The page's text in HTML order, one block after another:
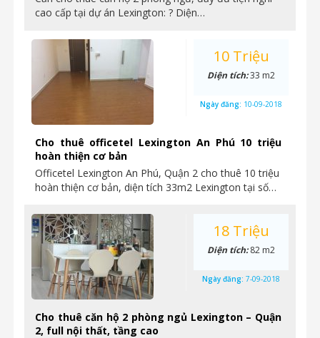
cao cấp tại dự án Lexington: ? Diện…
Cho thuê officetel Lexington An Phú 10 triệu
hoàn thiện cơ bản
Officetel Lexington An Phú, Quận 2 cho thuê 10 triệu
hoàn thiện cơ bản, diện tích 33m2 Lexington tại số…
10 Triệu
Diện tích:33 m2
Ngày đăng: 10-09-2018
Cho thuê căn hộ 2 phòng ngủ Lexington – Quận
2, full nội thất, tầng cao
18 Triệu
Diện tích:82 m2
Ngày đăng: 7-09-2018